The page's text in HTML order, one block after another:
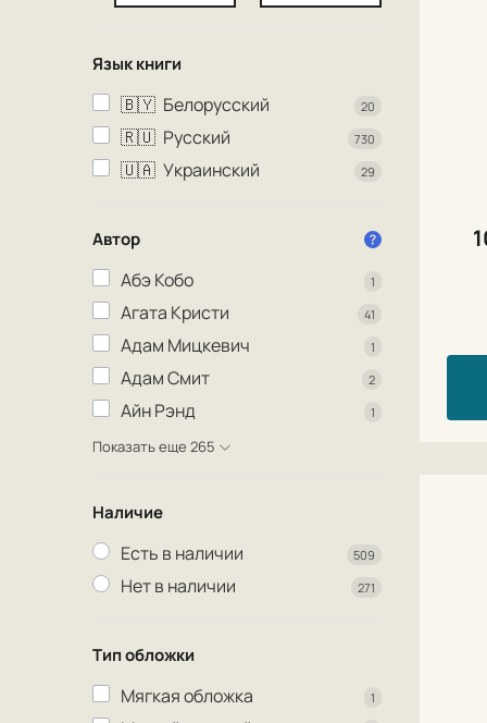
Язык книги
🇧🇾 Белорусский 20
🇷🇺 Русский 730
🇺🇦 Украинский 29
Автор
Абэ Кобо 1
Агата Кристи 41
Адам Мицкевич 1
Адам Смит 2
Айн Рэнд 1
Показать еще 265
Наличие
Есть в наличии 509
Нет в наличии 271
Тип обложки
Мягкая обложка 1